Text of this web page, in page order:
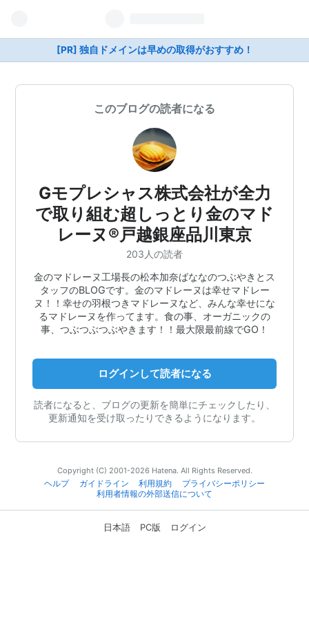
[PR] 独自ドメインは早めの取得がおすすめ！
このブログの読者になる
Gモプレシャス株式会社が全力
で取り組む超しっとり金のマド
レーヌ®︎戸越銀座品川東京
203人の読者
金のマドレーヌ工場長の松本加奈ばななのつぶやきとス
タッフのBLOGです。金のマドレーヌは幸せマドレー
ヌ！！幸せの羽根つきマドレーヌなど、みんな幸せにな
るマドレーヌを作ってます。食の事、オーガニックの
事、つぶつぶつぶやきます！！最大限最前線でGO！
ログインして読者になる
読者になると、ブログの更新を簡単にチェックしたり、
更新通知を受け取ったりできるようになります。
Copyright (C) 2001-2026 Hatena. All Rights Reserved.
ヘルプ
ガイドライン 利用規約
プライバシーポリシー
利用者情報の外部送信について
日本語 PC版 ログイン